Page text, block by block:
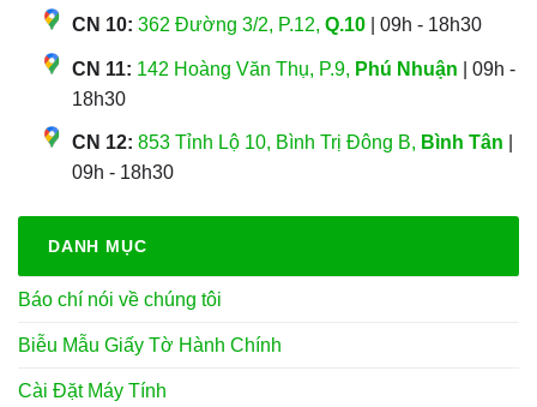
CN 10: 362 Đường 3/2, P.12, Q.10 | 09h - 18h30
CN 11: 142 Hoàng Văn Thụ, P.9, Phú Nhuận | 09h -
18h30
CN 12: 853 Tỉnh Lộ 10, Bình Trị Đông B, Bình Tân
09h - 18h30
DANH MỤC
Báo chí nói về chúng tôi
Biễu Mẫu Giấy Tờ Hành Chính
Cài Đặt Máy Tính